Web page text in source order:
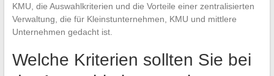
KMU, die Auswahlkriterien und die Vorteile einer zentralisierten
Verwaltung, die für Kleinstunternehmen, KMU und mittlere
Unternehmen gedacht ist.
Welche Kriterien sollten Sie bei